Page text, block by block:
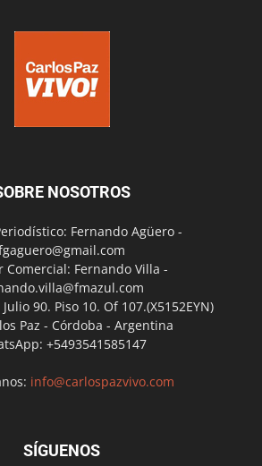
NOSOTROS
Fernando Agüero -
Comercial: Fernando Villa -
90. Piso 10. Of 107.(X5152EYN)
Paz - Córdoba - Argentina
+5493541585147
info@carlospazvivo.com
SÍGUENOS